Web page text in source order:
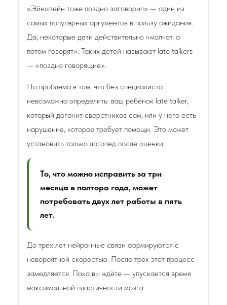
«Эйнштейн тоже поздно заговорил» — один из
самых популярных аргументов в пользу ожидания.
Да, некоторые дети действительно «молчат, а
потом говорят». Таких детей называют late talkers
— «поздно говорящие».
Но проблема в том, что без специалиста
невозможно определить: ваш ребёнок late talker,
который догонит сверстников сам, или у него есть
нарушение, которое требует помощи. Это может
установить только логопед после оценки.
То, что можно исправить за три
месяца в полтора года, может
потребовать двух лет работы в пять
лет.
До трёх лет нейронные связи формируются с
невероятной скоростью. После трёх этот процесс
замедляется. Пока вы ждёте — упускается время
максимальной пластичности мозга.